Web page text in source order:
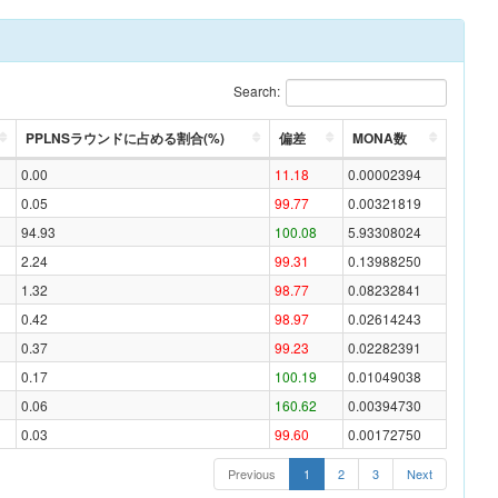
Search:
PPLNSラウンドに占める割合(%) 偏差 MONA数
0.00 11.18
0.00002394
0.05
99.77
0.00321819
94.93
100.08
5.93308024
2.24
99.31
0.13988250
1.32
98.77
0.08232841
0.42
98.97
0.02614243
0.37
99.23
0.02282391
0.17
100.19
0.01049038
0.06
160.62
0.00394730
0.03
99.60 0.00172750
Previous 1 2 3 Next